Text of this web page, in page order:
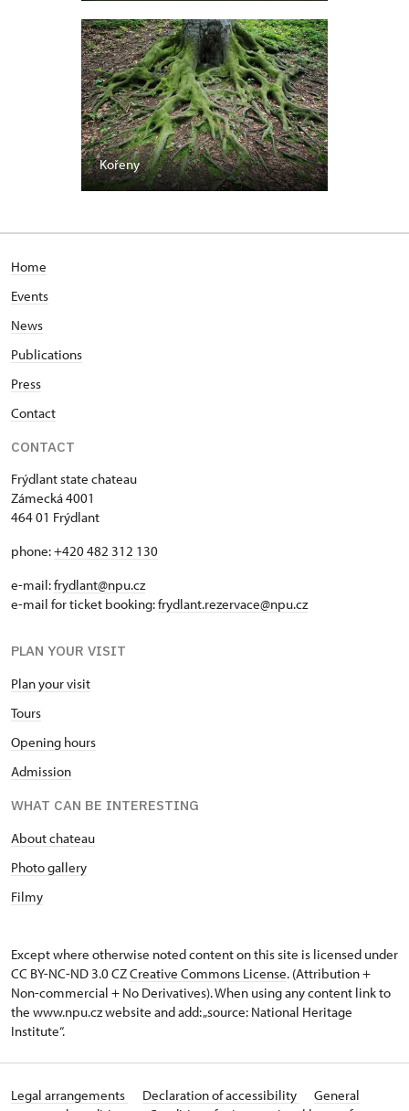
Kořeny
Home
Events
News
Publications
Press
Contact
CONTACT
Frýdlant state chateau
Zámecká 4001
464 01 Frýdlant
phone:+420 482 312 130
e-mail:frydlant@npu.cz
e-mail for ticket booking:frydlant.rezervace@npu.cz
PLAN YOUR VISIT
Plan your visit
Tours
Opening hours
Admission
WHAT CAN BE INTERESTING
About chateau
Photo gallery
Filmy
Except where otherwise noted content on this site is licensed under
CC BY-NC-ND 3.0 CZCreative Commons License. (Attribution +
Non-commercial + No Derivatives). When using any content link to
the www.npu.cz website and add: „source: National Heritage
Institute“.
Legal arrangements Declaration of accessibility
General